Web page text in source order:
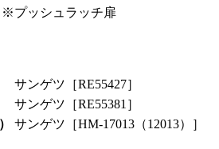
※プッシュラッチ扉
サンゲツ［RE55427］
サンゲツ［RE55381］
サンゲツ［HM-17013（12013）］